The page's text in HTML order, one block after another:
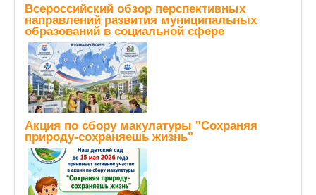
Всероссийский обзор перспективных
направлений развития муниципальных
образований в социальной сфере
Акция по сбору макулатуры "Сохраняя
природу-сохраняешь жизнь"